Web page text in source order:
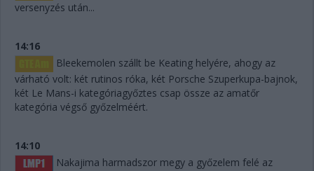
versenyzés után...
14:16
Bleekemolen szállt be Keating helyére, ahogy az
várható volt: két rutinos róka, két Porsche Szuperkupa-bajnok,
két Le Mans-i kategóriagyőztes csap össze az amatőr
kategória végső győzelméért.
14:10
Nakajima harmadszor megy a győzelem felé az